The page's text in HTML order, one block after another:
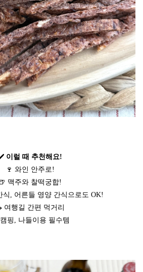
이럴 때 추천해요!
🍷 와인 안주로!
맥주와 찰떡궁합!
식, 어른들 영양 간식으로도 OK!
여행길 간편 먹거리
핑, 나들이용 필수템